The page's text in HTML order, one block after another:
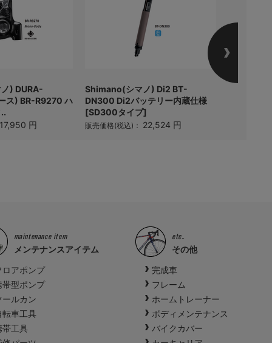
) DURA-
ス) BR-R9270 ハ
17,950 円
Shimano(シマノ) Di2 BT-
DN300 Di2バッテリー内蔵仕様
[SD300タイプ]
販売価格(税込)： 22,524 円
maintenance item
メンテナンスアイテム
ロアポンプ
帯型ポンプ
ールカン
転車工具
帯工具
etc..
その他
完成車
フレーム
ホームトレーナー
ボディメンテナンス
バイクカバー